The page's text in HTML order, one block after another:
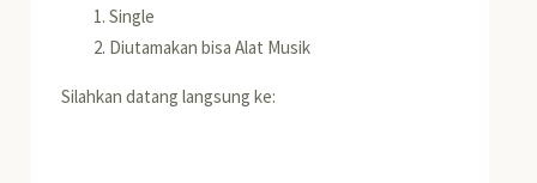
Single
Diutamakan bisa Alat Musik
Silahkan datang langsung ke: